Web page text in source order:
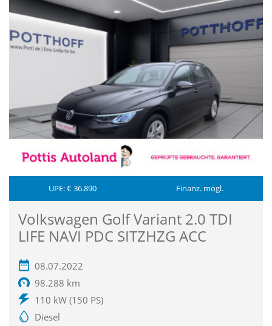
UPE: € 36.890 Finanz. mögl.
Volkswagen Golf Variant 2.0 TDI
LIFE NAVI PDC SITZHZG ACC
08.07.2022
98.288 km
110 kW (150 PS)
Diesel